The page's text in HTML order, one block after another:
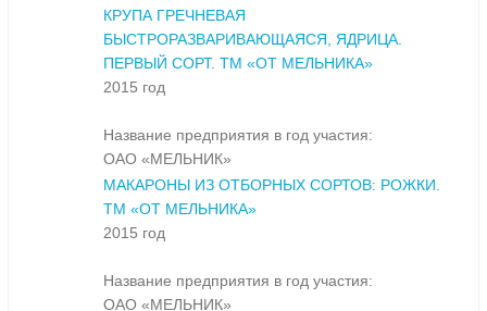
КРУПА ГРЕЧНЕВАЯ
БЫСТРОРАЗВАРИВАЮЩАЯСЯ, ЯДРИЦА.
ПЕРВЫЙ СОРТ. ТМ «ОТ МЕЛЬНИКА»
2015 год
Название предприятия в год участия:
ОАО «МЕЛЬНИК»
МАКАРОНЫ ИЗ ОТБОРНЫХ СОРТОВ: РОЖКИ.
ТМ «ОТ МЕЛЬНИКА»
2015 год
Название предприятия в год участия:
ОАО «МЕЛЬНИК»